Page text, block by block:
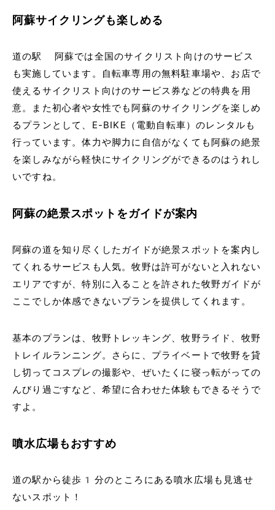
阿蘇サイクリングも楽しめる
道の駅 阿蘇では全国のサイクリスト向けのサービス
も実施しています。自転車専用の無料駐車場や、お店で
使えるサイクリスト向けのサービス券などの特典を用
意。また初心者や女性でも阿蘇のサイクリングを楽しめ
るプランとして、E-BIKE（電動自転車）のレンタルも
行っています。体力や脚力に自信がなくても阿蘇の絶景
を楽しみながら軽快にサイクリングができるのはうれし
いですね。
阿蘇の絶景スポットをガイドが案内
阿蘇の道を知り尽くしたガイドが絶景スポットを案内し
てくれるサービスも人気。牧野は許可がないと入れない
エリアですが、特別に入ることを許された牧野ガイドが
ここでしか体感できないプランを提供してくれます。
基本のプランは、牧野トレッキング、牧野ライド、牧野
トレイルランニング。さらに、プライベートで牧野を貸
し切ってコスプレの撮影や、ぜいたくに寝っ転がっての
んびり過ごすなど、希望に合わせた体験もできるそうで
すよ。
噴水広場もおすすめ
道の駅から徒歩1分のところにある噴水広場も見逃せ
ないスポット！